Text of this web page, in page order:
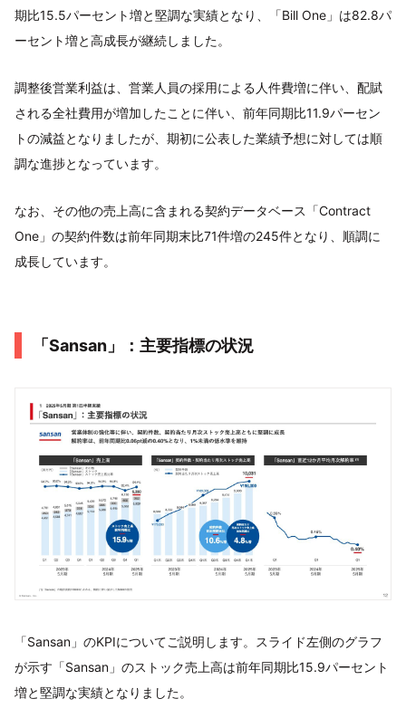
期比15.5パーセント増と堅調な実績となり、「Bill One」は82.8パ
ーセント増と高成長が継続しました。
調整後営業利益は、営業人員の採用による人件費増に伴い、配賦
される全社費用が増加したことに伴い、前年同期比11.9パーセン
トの減益となりましたが、期初に公表した業績予想に対しては順
調な進捗となっています。
なお、その他の売上高に含まれる契約データベース「Contract
One」の契約件数は前年同期末比71件増の245件となり、順調に
成長しています。
「Sansan」：主要指標の状況
「Sansan」のKPIについてご説明します。スライド左側のグラフ
が示す「Sansan」のストック売上高は前年同期比15.9パーセント
増と堅調な実績となりました。